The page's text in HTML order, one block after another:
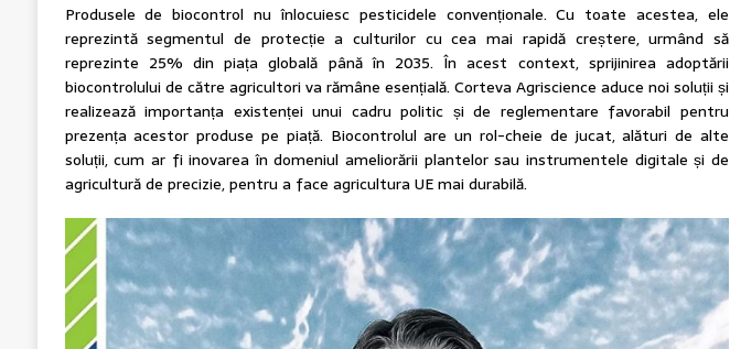
Produsele de biocontrol nu înlocuiesc pesticidele convenționale. Cu toate acestea, ele
reprezintă segmentul de protecție a culturilor cu cea mai rapidă creștere, urmând să
reprezinte 25% din piața globală până în 2035. În acest context, sprijinirea adoptării
biocontrolului de către agricultori va rămâne esențială. Corteva Agriscience aduce noi soluții și
realizează importanța existenței unui cadru politic și de reglementare favorabil pentru
prezența acestor produse pe piață. Biocontrolul are un rol-cheie de jucat, alături de alte
soluții, cum ar fi inovarea în domeniul ameliorării plantelor sau instrumentele digitale și de
agricultură de precizie, pentru a face agricultura UE mai durabilă.